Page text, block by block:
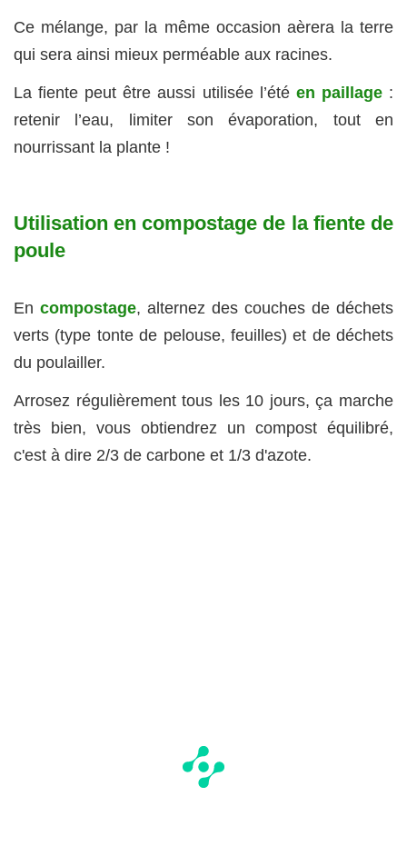
Ce mélange, par la même occasion aèrera la terre
qui sera ainsi mieux perméable aux racines.
La fiente peut être aussi utilisée l’été en paillage:
retenir l’eau, limiter son évaporation, tout en
nourrissant la plante !
Utilisation en compostage de la fiente de
poule
En compostage, alternez des couches de déchets
verts (type tonte de pelouse, feuilles) et de déchets
du poulailler.
Arrosez régulièrement tous les 10 jours, ça marche
très bien, vous obtiendrez un compost équilibré,
c'est à dire 2/3 de carbone et 1/3 d'azote.